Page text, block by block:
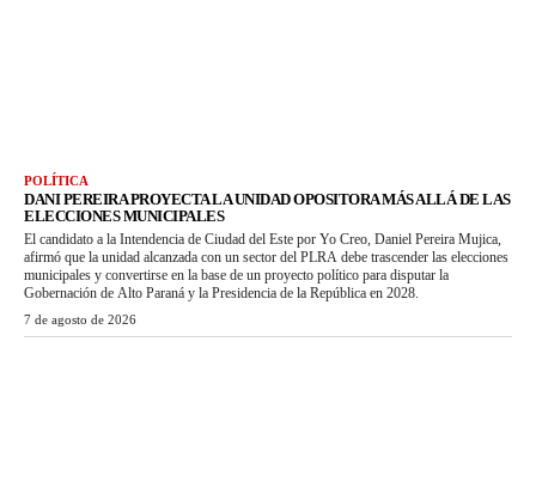
POLÍTICA
DANI PEREIRA PROYECTA LA UNIDAD OPOSITORA MÁS ALLÁ DE LAS
ELECCIONES MUNICIPALES
El candidato a la Intendencia de Ciudad del Este por Yo Creo, Daniel Pereira Mujica,
afirmó que la unidad alcanzada con un sector del PLRA debe trascender las elecciones
municipales y convertirse en la base de un proyecto político para disputar la
Gobernación de Alto Paraná y la Presidencia de la República en 2028.
7 de agosto de 2026